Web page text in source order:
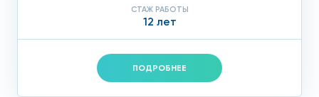
СТАЖ РАБОТЫ
12 лет
ПОДРОБНЕЕ